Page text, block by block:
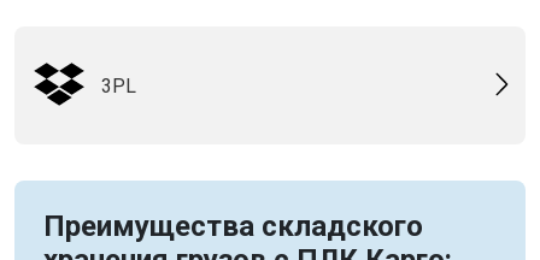
3PL
Преимущества складского